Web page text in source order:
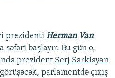
prezidenti Herman Van
səfəri başlayır. Bu gün o,
prezident Serj Sarkisyan
parlamentdə çıxış